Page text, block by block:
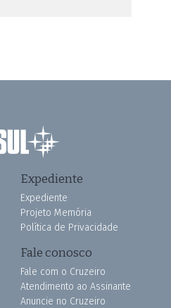
Expediente
Expediente
Projeto Memória
Política de Privacidade
Fale conosco
Fale com o Cruzeiro
Atendimento ao Assinante
Anuncie no Cruzeiro